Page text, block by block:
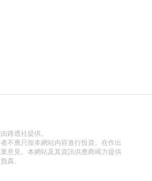
路透社提供。
不應只按本網站內容進行投資。在作出
意見。本網站及其資訊供應商竭力提供
責。